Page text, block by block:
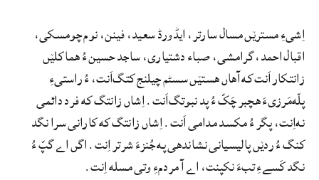
اِشیءِ مسترێں مسال سارتر، ایڈورڈ سعید، فینن، نوم چومسکی،
اقبال احمد، گرامشی، صباء دشتیاری، ساجد حسین ءُ هما کلێں
زانتکار اَنت که آهاں هستێں سسٹم چیلنج کتگ‌اَنت، ءُ راستیءِ
پلّه‌مَرزیءَ هچبر چَکّ ءُ پد نبوتگ‌اَنت. اِشاں زانتگ که فرد دائمی
نه‌اِنت، پگر ءُ مکسد مدامی اَنت. اِشاں زانتگ که کارانی سرا نگد
کنگ ءُ ردێں پالیسیانی نشاندهی په جُنزءَ شرتر اِنت. اگں اے گپّ ءُ
نگد کَسےءِ تبءَ نکپنت، اے آ مردمءِ وتی مسله اِنت.